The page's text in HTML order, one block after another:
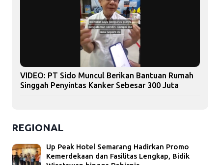
VIDEO: PT Sido Muncul Berikan Bantuan Rumah
Singgah Penyintas Kanker Sebesar 300 Juta
REGIONAL
Up Peak Hotel Semarang Hadirkan Promo
Kemerdekaan dan Fasilitas Lengkap, Bidik